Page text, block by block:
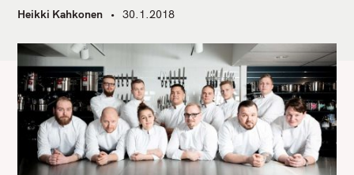
Heikki Kahkonen 30.1.2018